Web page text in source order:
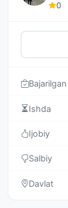
0
Ishda
Ijobiy
Salbiy
Davlat